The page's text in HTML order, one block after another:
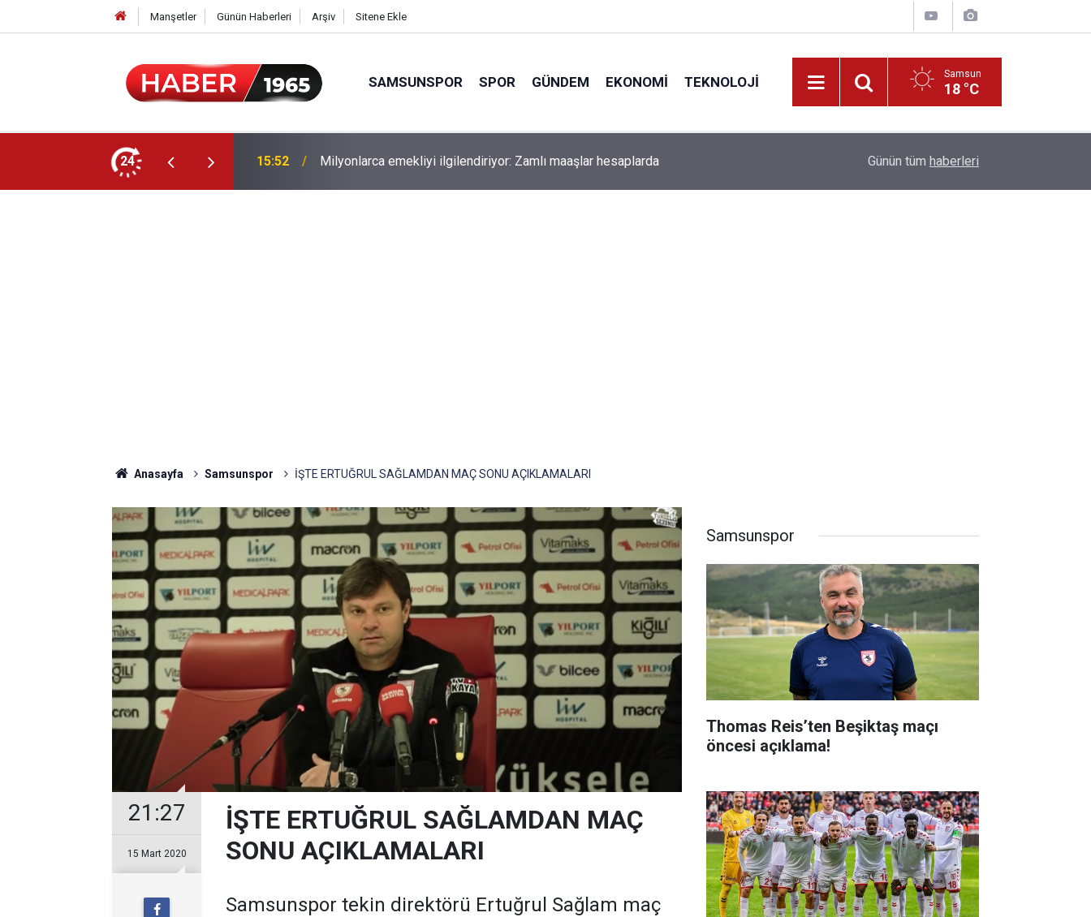
Manşetler Günün Haberleri Arşiv Sitene Ekle
SAMSUNSPOR SPOR GÜNDEM EKONOMI TEKNOLOJI Samsun
18 °C
24 15:52 Milyonlarca emekliyi ilgilendiriyor: Zamlı maaşlar hesaplarda Fahiş fiyatlar nedeniyle işletmelere 101 milyon
Günün tüm haberleri
Anasayfa Samsunspor İŞTE ERTUĞRUL SAĞLAMDAN MAÇ SONU AÇIKLAMALARI
21:27
15 Mart 2020
İŞTE ERTUĞRUL SAĞLAMDAN MAÇ
SONU AÇIKLAMALARI
Samsunspor tekin direktörü Ertuğrul Sağlam maç
Samsunspor
Thomas Reis’ten Beşiktaş maçı
öncesi açıklama!